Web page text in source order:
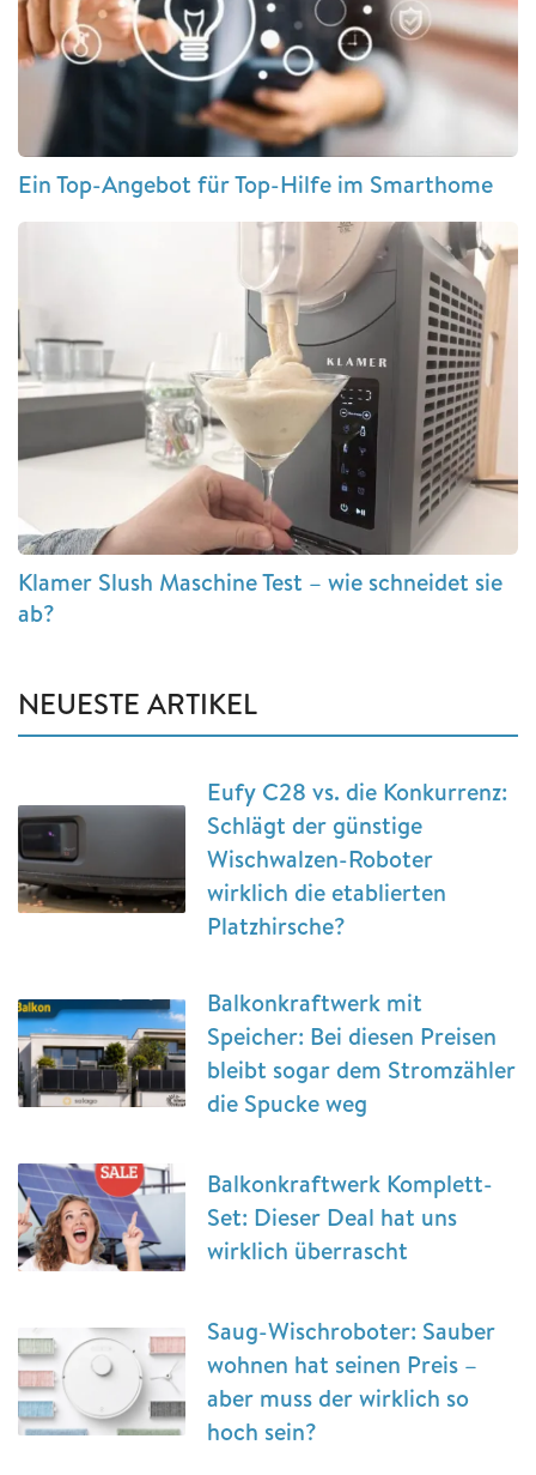
Ein Top-Angebot für Top-Hilfe im Smarthome
Klamer Slush Maschine Test – wie schneidet sie
ab?
NEUESTE ARTIKEL
Eufy C28 vs. die Konkurrenz:
Schlägt der günstige
Wischwalzen-Roboter
wirklich die etablierten
Platzhirsche?
Balkonkraftwerk mit
Speicher: Bei diesen Preisen
bleibt sogar dem Stromzähler
die Spucke weg
Balkonkraftwerk Komplett-
Set: Dieser Deal hat uns
wirklich überrascht
Saug-Wischroboter: Sauber
wohnen hat seinen Preis –
aber muss der wirklich so
hoch sein?